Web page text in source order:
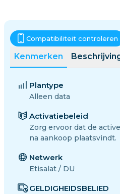
Kenmerken
Compatibiliteit controleren
Plantype
Alleen data
Activatiebeleid
Zorg ervoor dat de
na aankoop plaatsvindt.
Netwerk
Etisalat / DU
GELDIGHEIDSBELIED